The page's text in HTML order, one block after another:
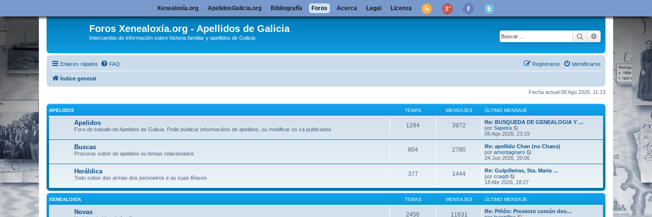
Foros Xenealoxía.org - Apellidos de Galicia
Intercambio de información sobre historia familiar y apellidos de Galicia Buscar Búsqueda
Enlaces rápidos FAQ Identificarse
Registrarse
Índice general
Fecha actual 08 Ago 2026, 11:13
APELIDOS TEMAS MENSAJES ÚLTIMO MENSAJE
Apelidos
Foro de traballo de Apelidos de Galicia. Pode publicar informacións de apelidos, ou modificar os xa publicados
1294 3972
Re: BUSQUEDA DE GENEALOGIA Y …
por Sapeira
e
r
ú
l
t
o
m
e
n
s
a
e
06 Ago 2026, 23:19
Buscas
Procuras sobor de apelidos ou temas relacionados
804 2780
Re: apellido Chan (no Chans)
por amontagnaro
r
ú
m
m
e
24 Jun 2026, 20:06
Heráldica
Todo sobor das armas dos persoeiros e as súas liñaxes
377 1444
Re: Gulpilleiras, Sta. Maria …
por craqdi
e
r
ú
l
t
i
18 Abr 2026, 18:27
XENEALOXÍA TEMAS MENSAJES ÚLTIMO MENSAJE
Novas 2456 11831
Re: Piñón: Proxecto común dos…
Xenealoxía.org ApelidosGalicia.org Bibliografía Foros Acerca Legal Licenza